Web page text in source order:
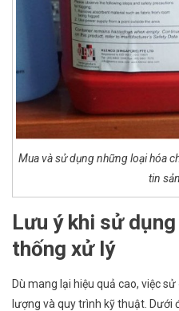
Mua và sử dụng những loại hóa
tin
Lưu ý khi sử
thống xử lý
Dù mang lại hiệu quả cao, việc
lượng và quy trình kỹ thuật. Dưới